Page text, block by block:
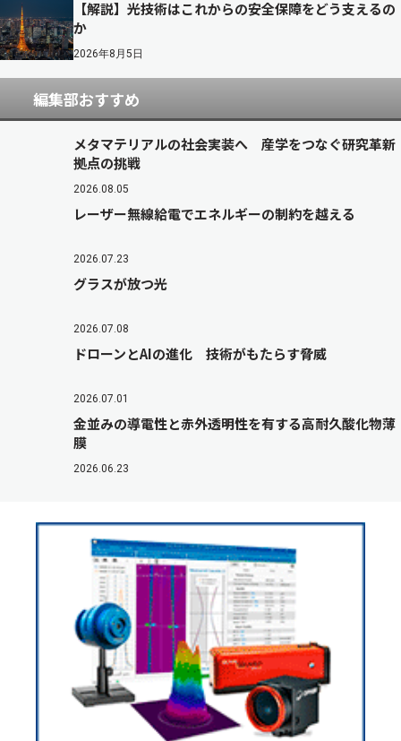
【解説】光技術はこれからの安全保障をどう支えるの
か
2026年8月5日
編集部おすすめ
メタマテリアルの社会実装へ 産学をつなぐ研究革新
拠点の挑戦
2026.08.05
レーザー無線給電でエネルギーの制約を越える
2026.07.23
グラスが放つ光
2026.07.08
ドローンとAIの進化 技術がもたらす脅威
2026.07.01
金並みの導電性と赤外透明性を有する高耐久酸化物薄
膜
2026.06.23